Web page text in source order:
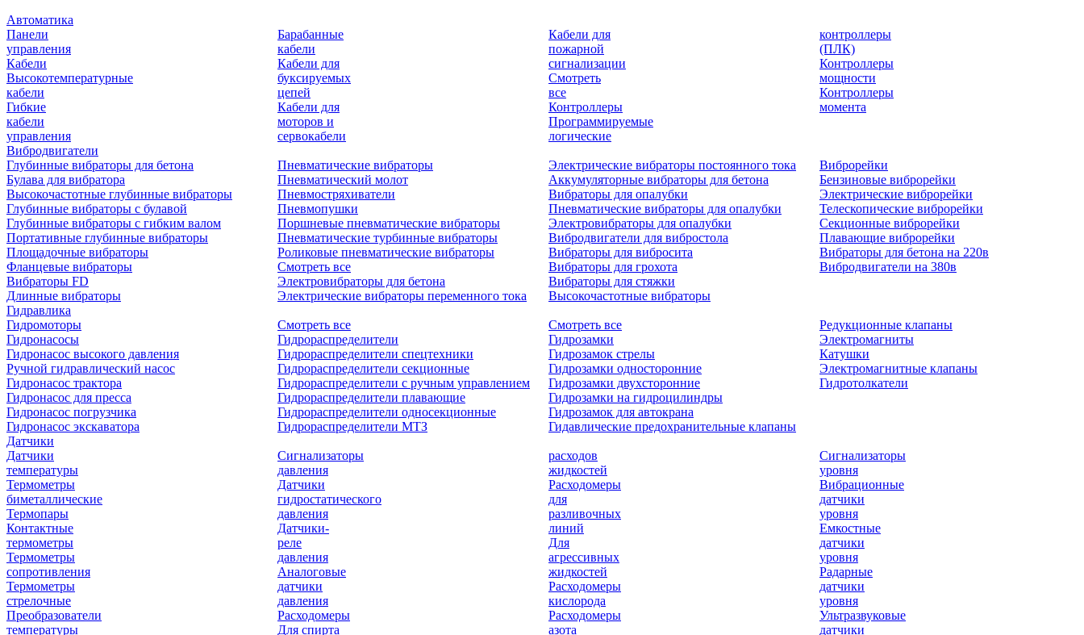
Автоматика
Панели
управления
Кабели
Высокотемпературные
кабели
Гибкие
кабели
управления
Барабанные
кабели
Кабели для
буксируемых
цепей
Кабели для
моторов и
сервокабели
Кабели для
пожарной
сигнализации
Смотреть
все
Контроллеры
Программируемые
логические
контроллеры
(ПЛК)
Контроллеры
мощности
Контроллеры
момента
Вибродвигатели
Глубинные вибраторы для бетона
Булава для вибратора
Высокочастотные глубинные вибраторы
Глубинные вибраторы с булавой
Глубинные вибраторы с гибким валом
Портативные глубинные вибраторы
Площадочные вибраторы
Фланцевые вибраторы
Вибраторы FD
Длинные вибраторы
Пневматические вибраторы
Пневматический молот
Пневмостряхиватели
Пневмопушки
Поршневые пневматические вибраторы
Пневматические турбинные вибраторы
Роликовые пневматические вибраторы
Смотреть все
Электровибраторы для бетона
Электрические вибраторы переменного тока
Электрические вибраторы постоянного тока
Аккумуляторные вибраторы для бетона
Вибраторы для опалубки
Пневматические вибраторы для опалубки
Электровибраторы для опалубки
Вибродвигатели для вибростола
Вибраторы для вибросита
Вибраторы для грохота
Вибраторы для стяжки
Высокочастотные вибраторы
Виброрейки
Бензиновые виброрейки
Электрические виброрейки
Телескопические виброрейки
Секционные виброрейки
Плавающие виброрейки
Вибраторы для бетона на 220в
Вибродвигатели на 380в
Гидравлика
Гидромоторы
Гидронасосы
Гидронасос высокого давления
Ручной гидравлический насос
Гидронасос трактора
Гидронасос для пресса
Гидронасос погрузчика
Гидронасос экскаватора
Смотреть все
Гидрораспределители
Гидрораспределители спецтехники
Гидрораспределители секционные
Гидрораспределители с ручным управлением
Гидрораспределители плавающие
Гидрораспределители односекционные
Гидрораспределители МТЗ
Смотреть все
Гидрозамки
Гидрозамок стрелы
Гидрозамки односторонние
Гидрозамки двухсторонние
Гидрозамки на гидроцилиндры
Гидрозамок для автокрана
Гидавлические предохранительные клапаны
Редукционные клапаны
Электромагниты
Катушки
Электромагнитные клапаны
Гидротолкатели
Датчики
Датчики
температуры
Термометры
биметаллические
Термопары
Контактные
термометры
Термометры
сопротивления
Термометры
стрелочные
Преобразователи
температуры
Сигнализаторы
давления
Датчики
гидростатического
давления
Датчики-
реле
давления
Аналоговые
датчики
давления
Расходомеры
Для спирта
расходов
жидкостей
Расходомеры
для
разливочных
линий
Для
агрессивных
жидкостей
Расходомеры
кислорода
Расходомеры
азота
Сигнализаторы
уровня
Вибрационные
датчики
уровня
Емкостные
датчики
уровня
Радарные
датчики
уровня
Ультразвуковые
датчики